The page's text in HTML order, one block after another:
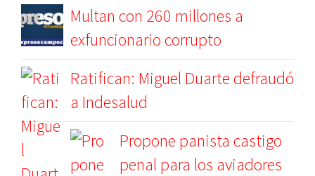
Multan con 260 millones a
exfuncionario corrupto
Ratifican: Miguel Duarte defraudó
a Indesalud
Propone panista castigo
penal para los aviadores